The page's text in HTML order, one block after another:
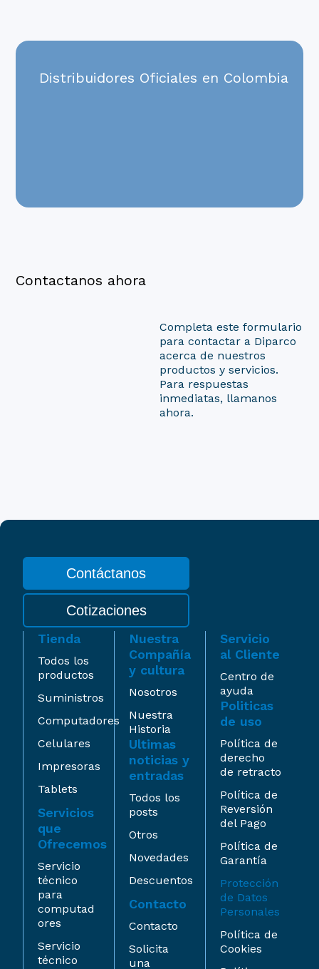
Distribuidores Oficiales en Colombia
Contactanos ahora
Completa este formulario
para contactar a Diparco
acerca de nuestros
productos y servicios.
Para respuestas
inmediatas, llamanos
ahora.
Contáctanos
Cotizaciones
Tienda
Todos los
productos
Suministros
Computadores
Celulares
Impresoras
Tablets
Servicios
que
Ofrecemos
Servicio
técnico
para
computad
ores
Servicio
técnico
Nuestra
Compañía
y cultura
Nosotros
Nuestra
Historia
Ultimas
noticias y
entradas
Todos los
posts
Otros
Novedades
Descuentos
Contacto
Contacto
Solicita
una
Servicio
al Cliente
Centro de
ayuda
Politicas
de uso
Política de
derecho
de retracto
Política de
Reversión
del Pago
Política de
Garantía
Protección
de Datos
Personales
Política de
Cookies